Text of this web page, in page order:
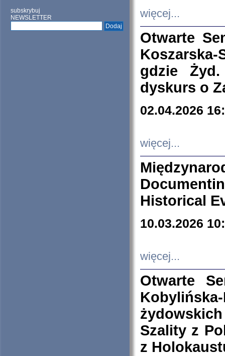
subskrybuj
NEWSLETTER
więcej...
Otwarte
Koszarska-
gdzie
dyskurs o
02.04.2026
więcej...
Historical
10.03.2026
więcej...
Otwarte
Szality z
z